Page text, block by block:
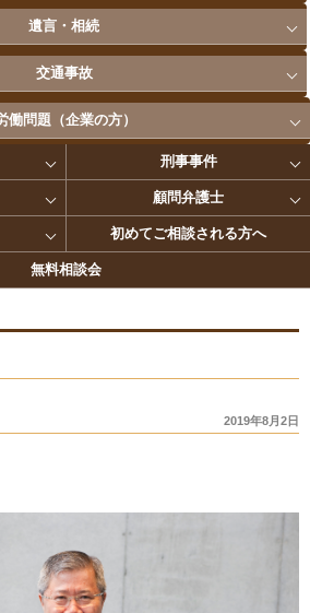
遺言・相続
交通事故
働問題（企業の方）
刑事事件
顧問弁護士
初めてご相談される方へ
無料相談会
2019年8月2日